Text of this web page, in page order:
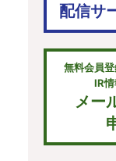
配信サ
無料会員
IR
メー